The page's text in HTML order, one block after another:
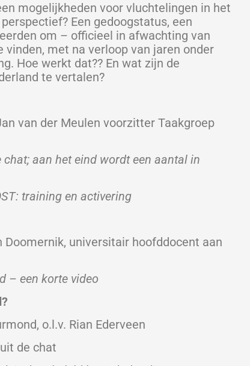
mogelijkheden voor vluchtelingen in het
Een gedoogstatus, een
om – officieel in afwachting van
met na verloop van jaren onder
Hoe werkt dat?? En wat zijn de
te vertalen?
der Meulen voorzitter Taakgroep
het eind wordt een aantal in
training en activering
universitair hoofddocent aan
– een korte video
o.l.v. Rian Ederveen
de chat